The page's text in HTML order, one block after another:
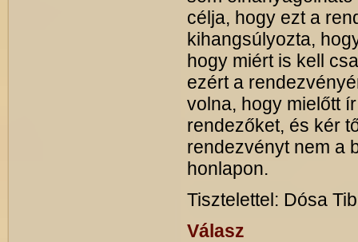
célja, hogy ezt a
kihangsúlyozta,
hogy miért is kell
ezért a
volna, hogy mielőtt
rendezőket, és kér
rendezvényt nem a
honlapon.
Tisztelettel: Dósa
Válasz